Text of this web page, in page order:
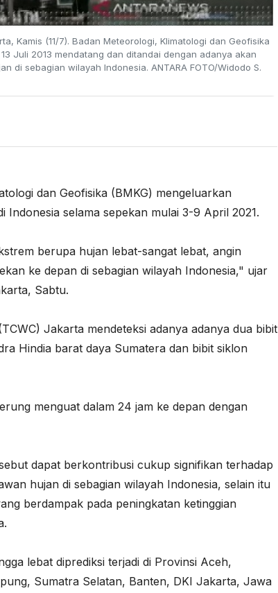
Kamis (11/7). Badan Meteorologi, Klimatologi dan Geofisika
Juli 2013 mendatang dan ditandai dengan adanya akan
di sebagian wilayah Indonesia. ANTARA FOTO/Widodo S.
dan Geofisika (BMKG) mengeluarkan
selama sepekan mulai 3-9 April 2021.
berupa hujan lebat-sangat lebat, angin
ke depan di sebagian wilayah Indonesia," ujar
Sabtu.
Jakarta mendeteksi adanya adanya dua bibit
Hindia barat daya Sumatera dan bibit siklon
menguat dalam 24 jam ke depan dengan
dapat berkontribusi cukup signifikan terhadap
hujan di sebagian wilayah Indonesia, selain itu
berdampak pada peningkatan ketinggian
lebat diprediksi terjadi di Provinsi Aceh,
Sumatra Selatan, Banten, DKI Jakarta, Jawa